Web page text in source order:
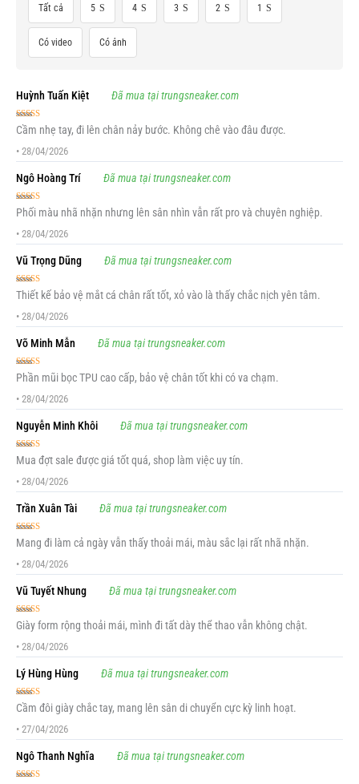
Tất cả 5 4 3 2 1
Có video Có ảnh
Huỳnh Tuấn Kiệt Đã mua tại trungsneaker.com
Được xếp
hạng 55 sao
Cầm nhẹ tay, đi lên chân nảy bước. Không chê vào đâu được.
• 28/04/2026
Ngô Hoàng Trí Đã mua tại trungsneaker.com
Được xếp
hạng 55 sao
Phối màu nhã nhặn nhưng lên sân nhìn vẫn rất pro và chuyên nghiệp.
• 28/04/2026
Vũ Trọng Dũng Đã mua tại trungsneaker.com
Được xếp
hạng5 5 sao
Thiết kế bảo vệ mắt cá chân rất tốt, xỏ vào là thấy chắc nịch yên tâm.
• 28/04/2026
Võ Minh Mẫn Đã mua tại trungsneaker.com
Được xếp
hạng5 5 sao
Phần mũi bọc TPU cao cấp, bảo vệ chân tốt khi có va chạm.
• 28/04/2026
Nguyễn Minh Khôi Đã mua tại trungsneaker.com
Được xếp
hạng 55 sao
Mua đợt sale được giá tốt quá, shop làm việc uy tín.
• 28/04/2026
Trần Xuân Tài Đã mua tại trungsneaker.com
Được xếp
hạng5 5 sao
Mang đi làm cả ngày vẫn thấy thoải mái, màu sắc lại rất nhã nhặn.
• 28/04/2026
Vũ Tuyết Nhung Đã mua tại trungsneaker.com
Được xếp
hạng 55 sao
Giày form rộng thoải mái, mình đi tất dày thể thao vẫn không chật.
• 28/04/2026
Lý Hùng Hùng Đã mua tại trungsneaker.com
Được xếp
hạng 55 sao
Cầm đôi giày chắc tay, mang lên sân di chuyển cực kỳ linh hoạt.
• 27/04/2026
Ngô Thanh Nghĩa Đã mua tại trungsneaker.com